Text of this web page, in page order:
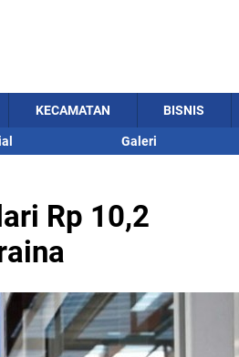
KECAMATAN BISNIS
Galeri
Rp 10,2